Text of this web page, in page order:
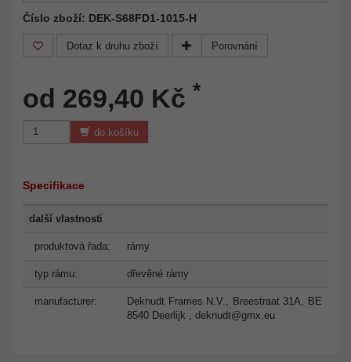
Číslo zboží: DEK-S68FD1-1015-H
Dotaz k druhu zboží Porovnání
od 269,40 Kč *
do košíku
Specifikace
další vlastnosti
produktová řada: rámy
typ rámu: dřevěné rámy
manufacturer:
Deknudt Frames N.V., Breestraat 31A, BE
8540 Deerlijk , deknudt@gmx.eu